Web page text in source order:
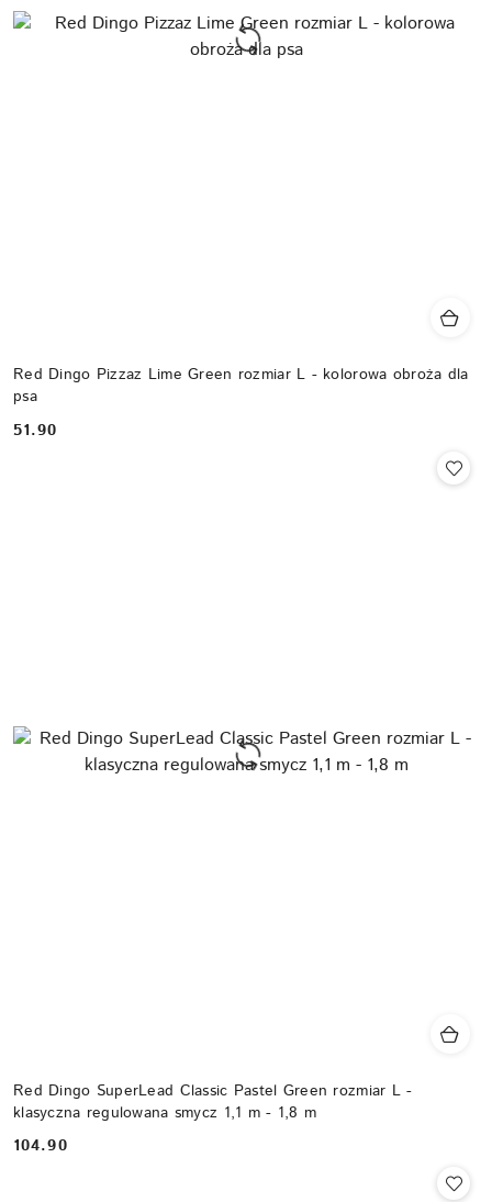
Red Dingo Pizzaz Lime Green rozmiar L - kolorowa obroża dla
psa
Cena:
51.90
Red Dingo SuperLead Classic Pastel Green rozmiar L -
klasyczna regulowana smycz 1,1 m - 1,8 m
Cena:
104.90